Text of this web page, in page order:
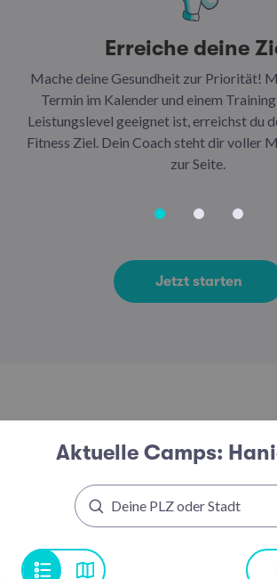
Erreiche deine
Mache deine Gesundheit zur Priorität!
Termin im Kalender und einem
Leistungslevel geeignet ist, erreichst du
Fitness Ziel. Dein Coach steht dir voller
zur Seite.
Jetzt starten
Aktuelle Camps: